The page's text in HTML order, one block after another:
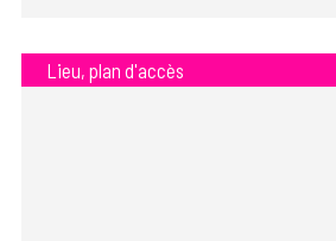
Lieu, plan d'accès